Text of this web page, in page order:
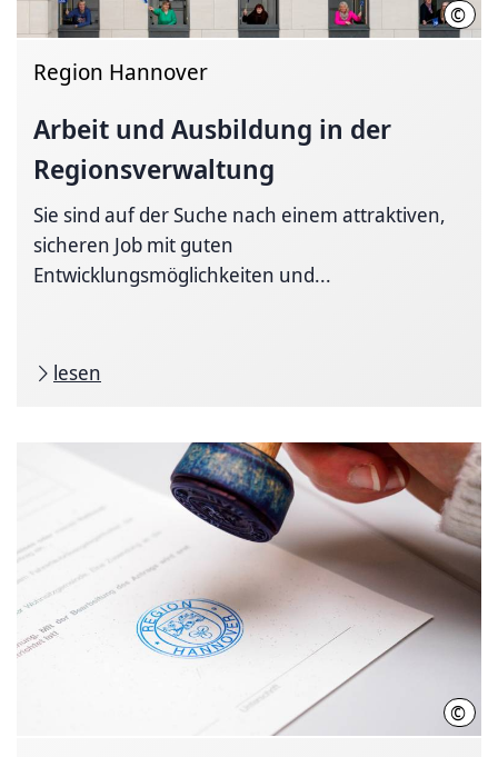
© C.
Region Hannover
Arbeit und Ausbildung in der
Regionsverwaltung
Sie sind auf der Suche nach einem attraktiven,
sicheren Job mit guten
Entwicklungsmöglichkeiten und...
lesen
©